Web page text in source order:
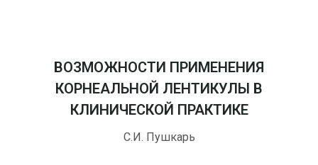
ВОЗМОЖНОСТИ ПРИМЕНЕНИЯ
КОРНЕАЛЬНОЙ ЛЕНТИКУЛЫ В
КЛИНИЧЕСКОЙ ПРАКТИКЕ
С.И. Пушкарь